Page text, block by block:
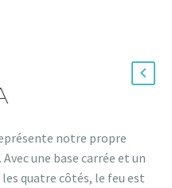
notre propre
une base carrée et un
quatre côtés, le feu est